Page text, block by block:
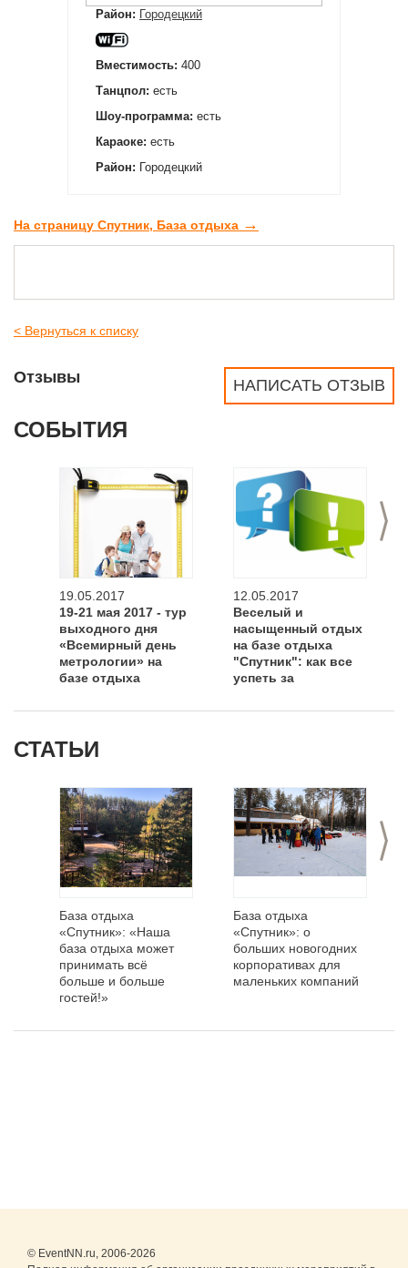
Район: Городецкий
Вместимость: 400
Танцпол: есть
Шоу-программа: есть
Караоке: есть
Район: Городецкий
На страницу Спутник, База отдыха →
< Вернуться к списку
НАПИСАТЬ ОТЗЫВ
Отзывы
СОБЫТИЯ
>
19.05.2017
19-21 мая 2017 - тур
выходного дня
«Всемирный день
метрологии» на
базе отдыха
12.05.2017
Веселый и
насыщенный отдых
на базе отдыха
"Спутник": как все
успеть за
СТАТЬИ
>
База отдыха
«Спутник»: «Наша
база отдыха может
принимать всё
больше и больше
гостей!»
База отдыха
«Спутник»: о
больших новогодних
корпоративах для
маленьких компаний
© EventNN.ru, 2006-2026